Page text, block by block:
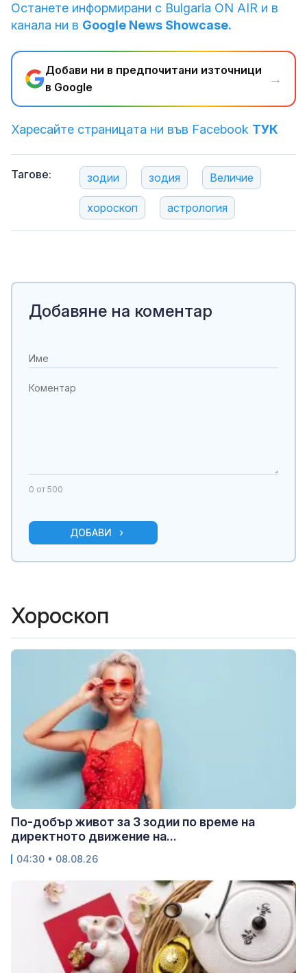
Останете информирани с Bulgaria ON AIR и в
канала ни в Google News Showcase.
Добави ни в предпочитани източници
в Google
→
Харесайте страницата ни във Facebook ТУК
Тагове: зодии зодия Величие
хороскоп астрология
Добавяне на коментар
0 от 500
ДОБАВИ
Хороскоп
По-добър живот за 3 зодии по време на
директното движение на...
04:30 • 08.08.26